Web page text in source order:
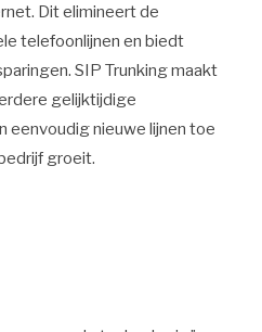
Dit elimineert de
telefoonlijnen en biedt
SIP Trunking maakt
gelijktijdige
eenvoudig nieuwe lijnen toe
groeit.